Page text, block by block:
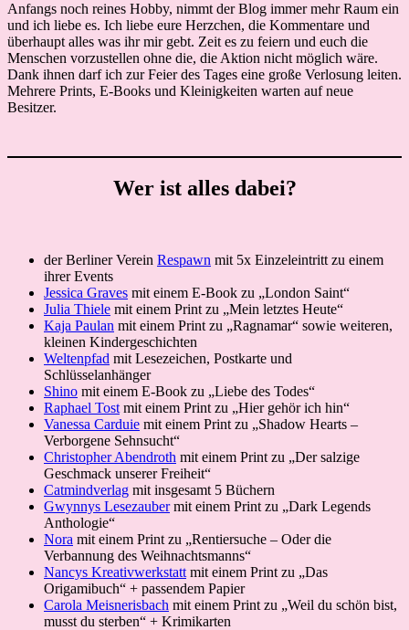
Anfangs noch reines Hobby, nimmt der Blog immer mehr Raum ein
und ich liebe es. Ich liebe eure Herzchen, die Kommentare und
überhaupt alles was ihr mir gebt. Zeit es zu feiern und euch die
Menschen vorzustellen ohne die, die Aktion nicht möglich wäre.
Dank ihnen darf ich zur Feier des Tages eine große Verlosung leiten.
Mehrere Prints, E-Books und Kleinigkeiten warten auf neue
Besitzer.
Wer ist alles dabei?
der Berliner Verein Respawn mit 5x Einzeleintritt zu einem
ihrer Events
Jessica Graves mit einem E-Book zu „London Saint“
Julia Thiele mit einem Print zu „Mein letztes Heute“
Kaja Paulan mit einem Print zu „Ragnamar“ sowie weiteren,
kleinen Kindergeschichten
Weltenpfad mit Lesezeichen, Postkarte und
Schlüsselanhänger
Shino mit einem E-Book zu „Liebe des Todes“
Raphael Tost mit einem Print zu „Hier gehör ich hin“
Vanessa Carduie mit einem Print zu „Shadow Hearts –
Verborgene Sehnsucht“
Christopher Abendroth mit einem Print zu „Der salzige
Geschmack unserer Freiheit“
Catmindverlag mit insgesamt 5 Büchern
Gwynnys Lesezaubermit einem Print zu „Dark Legends
Anthologie“
Nora mit einem Print zu „Rentiersuche – Oder die
Verbannung des Weihnachtsmanns“
Nancys Kreativwerkstatt mit einem Print zu „Das
Origamibuch“ + passendem Papier
Carola Meisnerisbach mit einem Print zu „Weil du schön bist,
musst du sterben“ + Krimikarten